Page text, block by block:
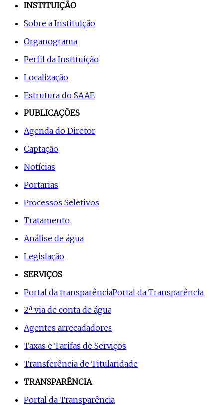
INSTITUIÇÃO
Sobre a Instituição
Organograma
Perfil da Instituição
Localização
Estrutura do SAAE
PUBLICAÇÕES
Agenda do Diretor
Captação
Notícias
Portarias
Processos Seletivos
Tratamento
Análise de água
Legislação
SERVIÇOS
Portal da transparênciaPortal da Transparência
2ª via de conta de água
Agentes arrecadadores
Taxas e Tarifas de Serviços
Transferência de Titularidade
TRANSPARÊNCIA
Portal da Transparência